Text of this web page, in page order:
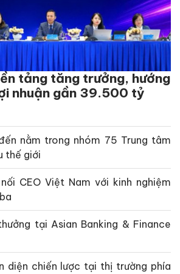
tảng tăng trưởng, hướng
nhuận gần 39.500 tỷ
nằm trong nhóm 75 Trung tâm
thế giới
CEO Việt Nam với kinh nghiệm
tại Asian Banking & Finance
diện chiến lược tại thị trường phía